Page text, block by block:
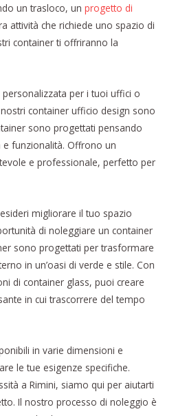
un trasloco, un progetto di
attività che richiede uno spazio di
container ti offriranno la
personalizzata per i tuoi uffici o
container ufficio design sono
sono progettati pensando
e funzionalità. Offrono un
e professionale, perfetto per
migliorare il tuo spazio
di noleggiare un container
sono progettati per trasformare
in un’oasi di verde e stile. Con
di container glass, puoi creare
in cui trascorrere del tempo
in varie dimensioni e
le tue esigenze specifiche.
a Rimini, siamo qui per aiutarti
Il nostro processo di noleggio è